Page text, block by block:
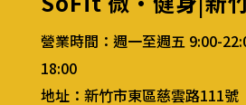
營業時間： 週一至週五 9:00-
18:00
地址：新竹市東區慈雲路111號